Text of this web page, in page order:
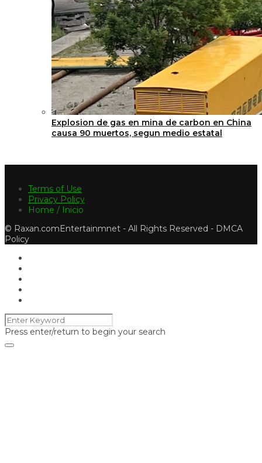
Explosion de gas en mina de carbon en China
causa 90 muertos, segun medio estatal
Terms of Use
Privacy Policy
Home / Inicio
© Raxan.comEntertainmnet - All Rights Reserved - DMCA
Policy
Press enter/return to begin your search